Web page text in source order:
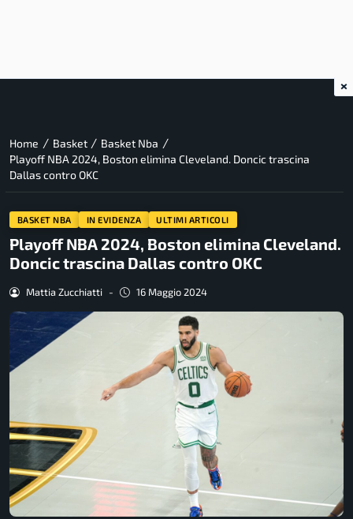
Home / Basket / Basket Nba /
Playoff NBA 2024, Boston elimina Cleveland. Doncic trascina
Dallas contro OKC
BASKET NBA IN EVIDENZA ULTIMI ARTICOLI
Playoff NBA 2024, Boston elimina Cleveland.
Doncic trascina Dallas contro OKC
Mattia Zucchiatti - 16 Maggio 2024
×